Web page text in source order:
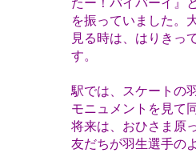
を振っていました。
見る時は、はりきっ
す。
駅では、スケートの
モニュメントを見て
将来は、おひさま原
友だちが羽生選手の